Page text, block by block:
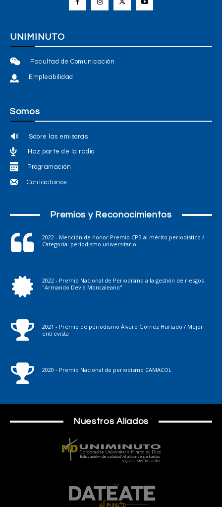
UNIMINUTO
Facultad de Comunicación
Empleabilidad
Somos
Sobre las emisoras
Haz parte de la radio
Programación
Contáctanos
Premios y Reconocimientos
2022 - Mención de honor Premio CPB al mérito periodístico /
Categoría: periodismo universitario
2022 - Premio Nacional de Periodismo a la gestión de riesgos
"Armando Devia Moncaleano"
2021 - Premio de periodismo Álvaro Gómez Hurtado / Mejor
entrevista
2020 - Premio Nacional de periodismo CAMACOL
Nuestros Aliados